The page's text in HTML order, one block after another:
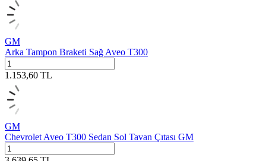
GM
Arka Tampon Braketi Sağ Aveo T300
1.153,60 TL
GM
Chevrolet Aveo T300 Sedan Sol Tavan Çıtası GM